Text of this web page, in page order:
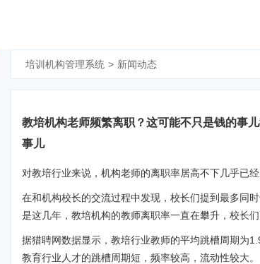
培训机构管理系统 > 新闻动态
教培机构老师频繁离职？这可能不只是钱的事
事儿
对教培行业来说，机构老师的离职率居高不下几乎已经
在和机构校长的交流过程中发现，校长们提到最多同
是这几年，教培机构的教师离职率一直在攀升，校长们
据猎聘网数据显示，教培行业教师的平均跳槽周期为
教育行业人才的跳槽周期短，频率较高，流动性较大。